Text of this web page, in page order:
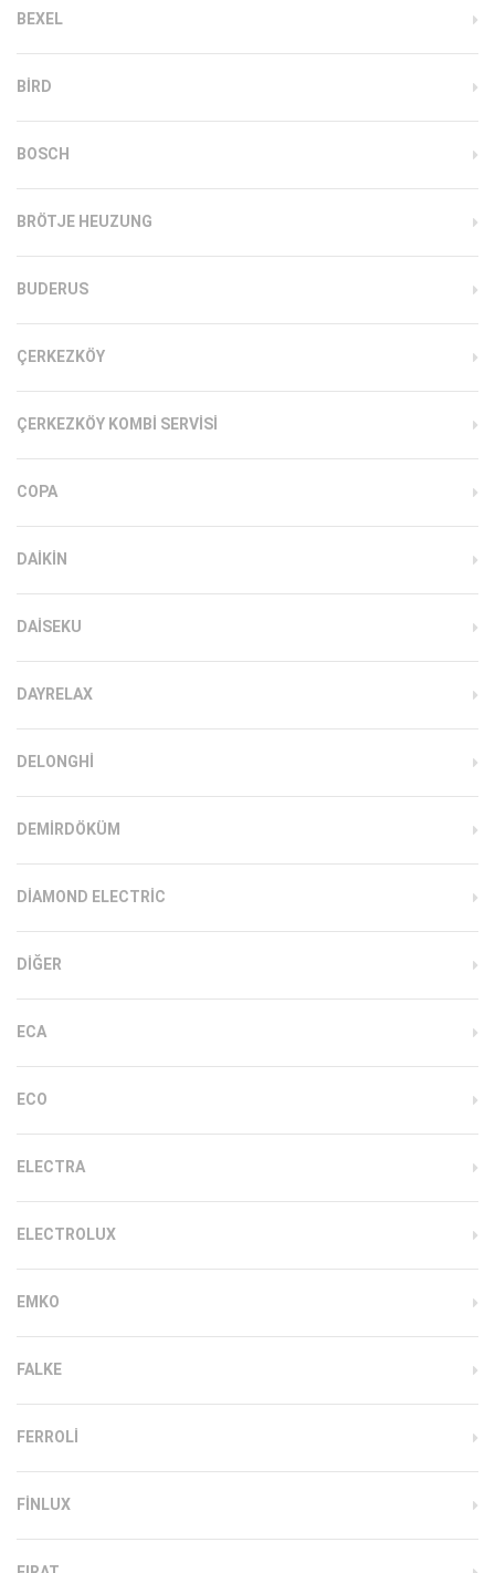
BEXEL
BIRD
BOSCH
BRÖTJE HEUZUNG
BUDERUS
ÇERKEZKÖY
ÇERKEZKÖY KOMBI SERVISI
COPA
DAIKIN
DAISEKU
DAYRELAX
DELONGHI
DEMIRDÖKÜM
DIAMOND ELECTRIC
DIĞER
ECA
ECO
ELECTRA
ELECTROLUX
EMKO
FALKE
FERROLI
FINLUX